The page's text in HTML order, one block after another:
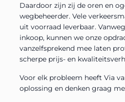
Daardoor zijn zij de oren en
wegbeheerder. Vele
uit voorraad leverbaar.
inkoop, kunnen we onze
vanzelfsprekend mee laten
scherpe prijs- en
Voor elk probleem heeft Via
oplossing en denken graag